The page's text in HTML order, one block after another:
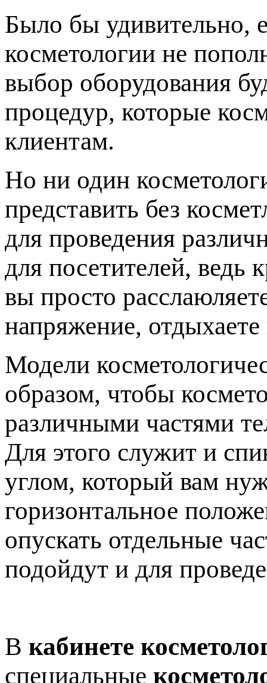
Было бы удивительно,
косметологии не
выбор оборудования
процедур, которые
клиентам.
Но ни один
представить без
для проведения
для посетителей, ведь
вы просто
напряжение,
Модели
образом, чтобы
различными частями
Для этого служит и
углом, который вам
горизонтальное
опускать отдельные
подойдут и для
В кабинете
специальные